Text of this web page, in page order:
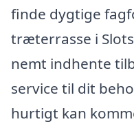
finde dygtige
træterrasse i
nemt indhente
service til dit
hurtigt kan